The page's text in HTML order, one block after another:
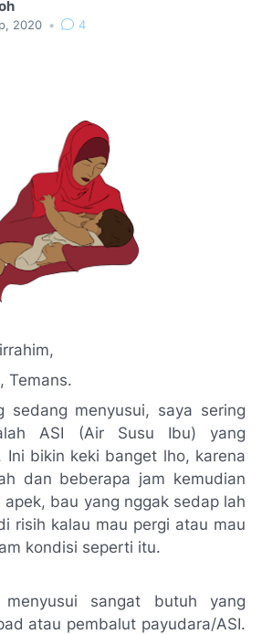
2020 •
4
Temans.
sedang menyusui, saya sering
ASI (Air Susu Ibu) yang
Ini bikin keki banget lho, karena
dan beberapa jam kemudian
bau yang nggak sedap lah
risih kalau mau pergi atau mau
kondisi seperti itu.
sangat butuh yang
atau pembalut payudara/ASI.